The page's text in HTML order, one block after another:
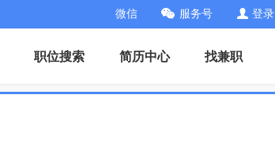
微信 服务号 登录
职位搜索 简历中心 找兼职